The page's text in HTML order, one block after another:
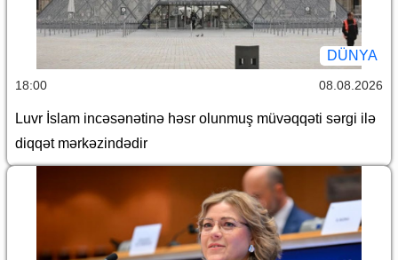
DÜNYA
18:00 08.08.2026
Luvr İslam incəsənətinə həsr olunmuş müvəqqəti sərgi ilə
diqqət mərkəzindədir